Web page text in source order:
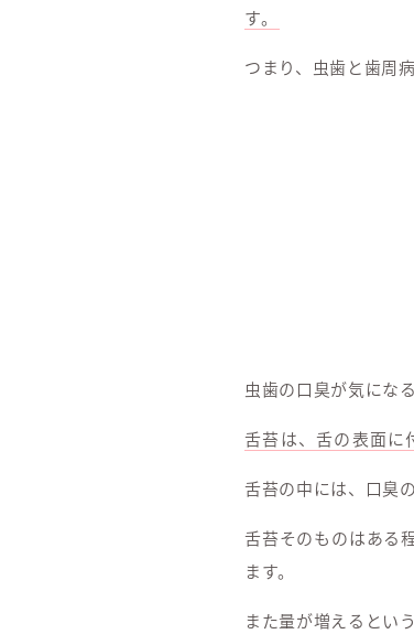
す。
つまり、虫歯と歯周
虫歯の口臭が気にな
舌苔は、舌の表面に
舌苔の中には、口臭
舌苔そのものはある
ます。
また量が増えるとい